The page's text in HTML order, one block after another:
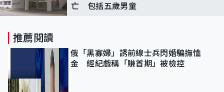
亡 包括五歲男童
推薦閱讀
俄「黑寡婦」誘前線士兵閃婚騙撫恤
金 經紀戲稱「賺首期」被檢控